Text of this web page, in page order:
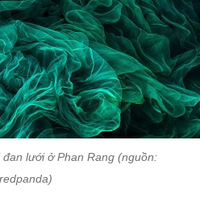
lưới ở Phan Rang (nguồn: